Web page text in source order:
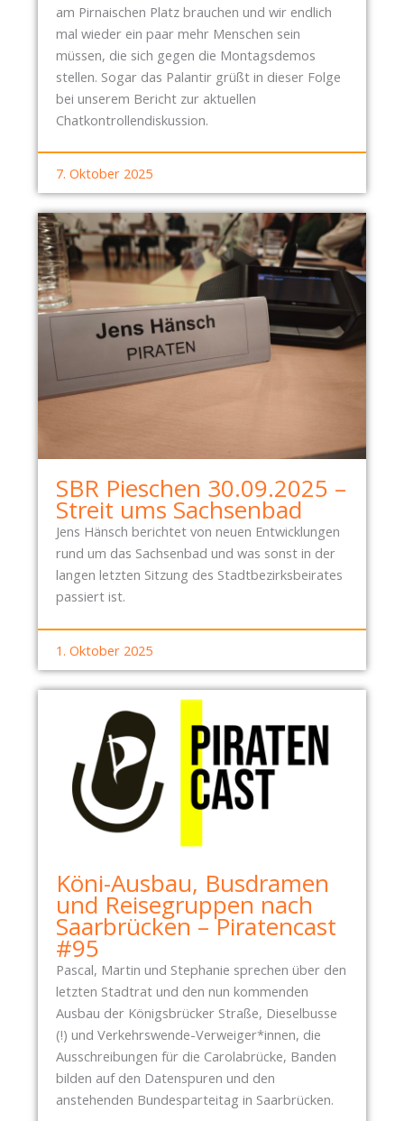
am Pirnaischen Platz brauchen und wir endlich
mal wieder ein paar mehr Menschen sein
müssen, die sich gegen die Montagsdemos
stellen. Sogar das Palantir grüßt in dieser Folge
bei unserem Bericht zur aktuellen
Chatkontrollendiskussion.
7. Oktober 2025
SBR Pieschen 30.09.2025 –
Streit ums Sachsenbad
Jens Hänsch berichtet von neuen Entwicklungen
rund um das Sachsenbad und was sonst in der
langen letzten Sitzung des Stadtbezirksbeirates
passiert ist.
1. Oktober 2025
Köni-Ausbau, Busdramen
und Reisegruppen nach
Saarbrücken – Piratencast
#95
Pascal, Martin und Stephanie sprechen über den
letzten Stadtrat und den nun kommenden
Ausbau der Königsbrücker Straße, Dieselbusse
(!) und Verkehrswende-Verweiger*innen, die
Ausschreibungen für die Carolabrücke, Banden
bilden auf den Datenspuren und den
anstehenden Bundesparteitag in Saarbrücken.